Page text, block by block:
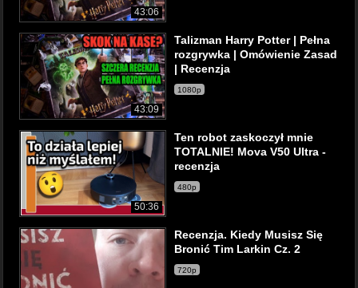
43:06
43:09
Talizman Harry Potter | Pełna
rozgrywka | Omówienie Zasad
| Recenzja
1080p
50:36
Ten robot zaskoczył mnie
TOTALNIE! Mova V50 Ultra -
recenzja
480p
Recenzja. Kiedy Musisz Się
Bronić Tim Larkin Cz. 2
720p